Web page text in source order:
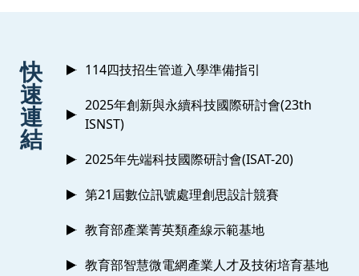
快
速
連
結
114四技招生管道入學準備指引
2025年創新與永續科技國際研討會(23th
ISNST)
2025年先端科技國際研討會(ISAT-20)
第21屆數位訊號處理創思設計競賽
教育部產業菁英類產線示範基地
教育部智慧微電網產業人才及技術培育基地